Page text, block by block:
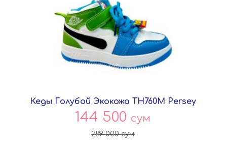
Кеды Голубой Экокожа TH760M Persey
144 500 сум
289 000сум